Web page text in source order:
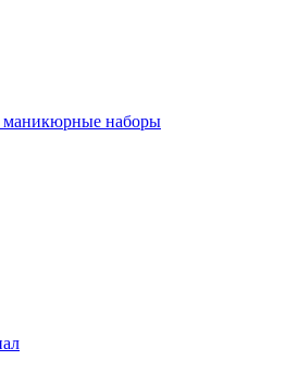
маникюрные наборы